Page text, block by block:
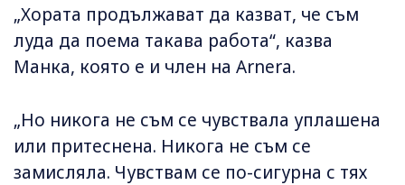
„Хората продължават да казват, че съм
луда да поема такава работа“, казва
Манка, която е и член на Arnera.
„Но никога не съм се чувствала уплашена
или притеснена. Никога не съм се
замисляла. Чувствам се по-сигурна с тях